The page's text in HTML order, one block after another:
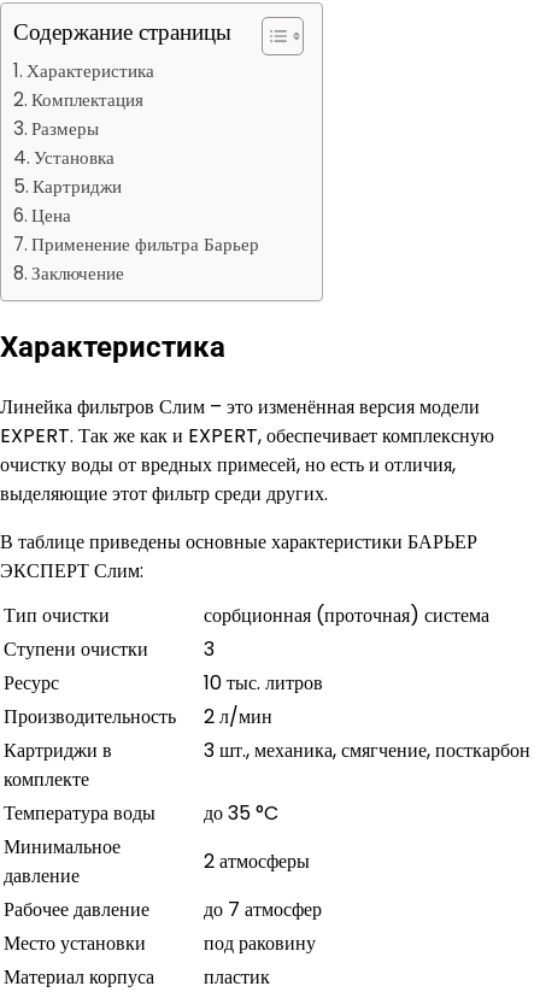
Содержание страницы
Характеристика
Комплектация
Размеры
Установка
Картриджи
Цена
Применение фильтра Барьер
Заключение
Характеристика
Линейка фильтров Слим – это изменённая версия модели
EXPERT. Так же как и EXPERT, обеспечивает комплексную
очистку воды от вредных примесей, но есть и отличия,
выделяющие этот фильтр среди других.
В таблице приведены основные характеристики БАРЬЕР
ЭКСПЕРТ Слим:
Тип очистки
сорбционная (проточная) система
Ступени очистки
3
Ресурс
10 тыс. литров
Производительность
2 л/мин
Картриджи в
комплекте
3 шт., механика, смягчение, посткарбон
Температура воды
до 35 °C
Минимальное
давление
2 атмосферы
Рабочее давление
до 7 атмосфер
Место установки
под раковину
Материал корпуса
пластик